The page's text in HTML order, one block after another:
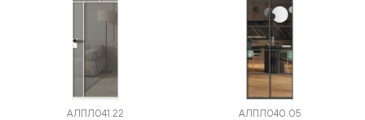
АЛПЛ041.22 АЛПЛ040.05